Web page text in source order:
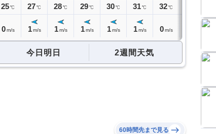
25℃
0 m/s
27℃
1 m/s
28℃
1 m/s
29℃
1 m/s
30℃
1 m/s
31℃
1 m/s
32℃
0 m/s
今日明日 2週間天気
60時間先まで見る